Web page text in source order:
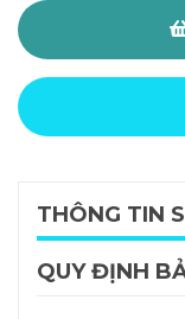
THÔNG TIN
QUY ĐỊNH